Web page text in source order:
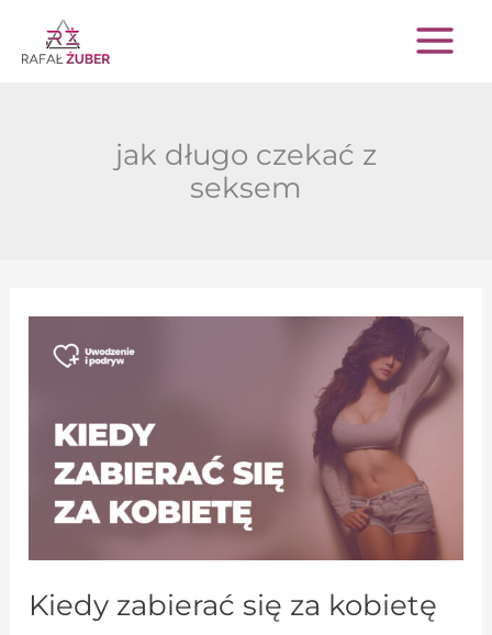
Przejdź
do
jak długo czekać z
seksem
Kiedy zabierać się za kobietę
Kiedy
zabierać
się
za